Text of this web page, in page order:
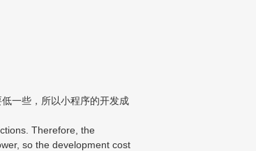
一些，所以小程序的开发成
Therefore, the
so the development cost